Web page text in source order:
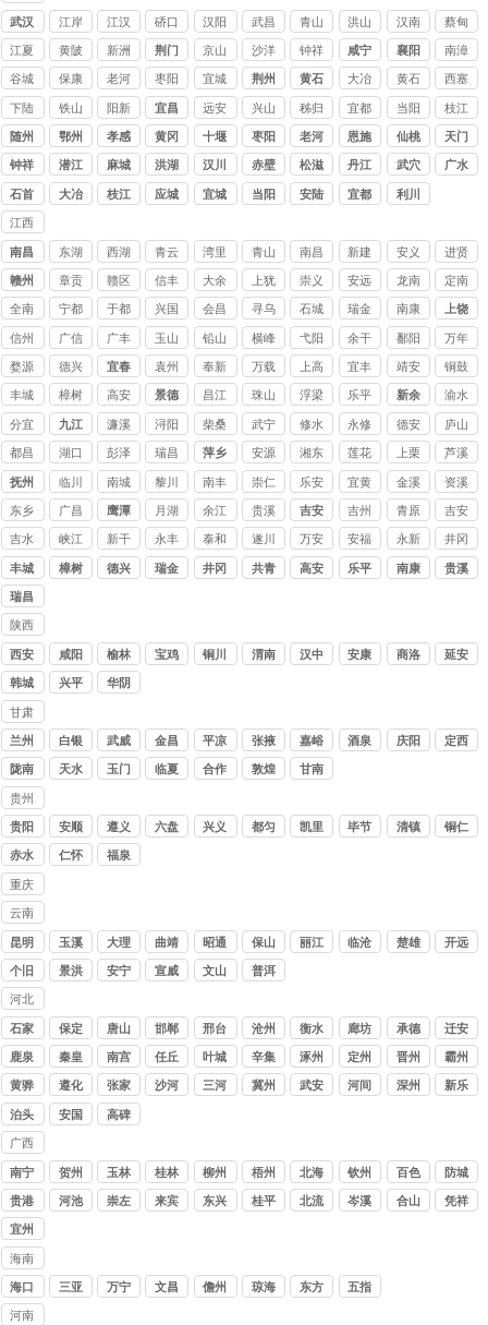
讨债
公司
武汉 江岸 江汉 硚口 汉阳 武昌 青山 洪山 汉南 蔡甸
江夏 黄陂 新洲 荆门 京山 沙洋 钟祥 咸宁 襄阳 南漳
谷城 保康
老河
口
枣阳 宜城 荆州 黄石 大冶
黄石
港
西塞
山
下陆 铁山 阳新 宜昌 远安 兴山 秭归 宜都 当阳 枝江
随州 鄂州 孝感 黄冈 十堰 枣阳
老河
口
恩施 仙桃 天门
钟祥 潜江 麻城 洪湖 汉川 赤壁 松滋
丹江
口
武穴 广水
石首 大冶 枝江 应城 宜城 当阳 安陆 宜都 利川
江西
讨债
公司
南昌 东湖 西湖 青云 湾里 青山 南昌 新建 安义 进贤
赣州 章贡 赣区 信丰 大余 上犹 崇义 安远 龙南 定南
全南 宁都 于都 兴国 会昌 寻乌 石城 瑞金 南康 上饶
信州 广信 广丰 玉山 铅山 横峰 弋阳 余干 鄱阳 万年
婺源 德兴 宜春 袁州 奉新 万载 上高 宜丰 靖安 铜鼓
丰城 樟树 高安
景德
镇
昌江 珠山 浮梁 乐平 新余 渝水
分宜 九江 濂溪 浔阳 柴桑 武宁 修水 永修 德安 庐山
都昌 湖口 彭泽 瑞昌 萍乡 安源 湘东 莲花 上栗 芦溪
抚州 临川 南城 黎川 南丰 崇仁 乐安 宜黄 金溪 资溪
东乡 广昌 鹰潭 月湖 余江 贵溪 吉安 吉州 青原 吉安
吉水 峡江 新干 永丰 泰和 遂川 万安 安福 永新
井冈
山
丰城 樟树 德兴 瑞金
井冈
共青
高安 乐平 南康 贵溪
瑞昌
陕西
讨债
公司
西安 咸阳 榆林 宝鸡 铜川 渭南 汉中 安康 商洛 延安
韩城 兴平 华阴
甘肃
讨债
公司
兰州 白银 武威 金昌 平凉 张掖
嘉峪
关
酒泉 庆阳 定西
陇南 天水 玉门 临夏 合作 敦煌 甘南
贵州
讨债
公司
贵阳 安顺 遵义
六盘
兴义 都匀 凯里 毕节 清镇 铜仁
赤水 仁怀 福泉
重庆
讨债
公司
云南
讨债
公司
昆明 玉溪 大理 曲靖 昭通 保山 丽江 临沧 楚雄 开远
个旧 景洪 安宁 宣威 文山 普洱
河北
讨债
公司
石家
庄
保定 唐山 邯郸 邢台 沧州 衡水 廊坊 承德 迁安
鹿泉
秦皇
岛
南宫 任丘 叶城 辛集 涿州 定州 晋州 霸州
黄骅 遵化
张家
口
沙河 三河 冀州 武安 河间 深州 新乐
泊头 安国
高碑
广西
讨债
公司
南宁 贺州 玉林 桂林 柳州 梧州 北海 钦州 百色
防城
港
贵港 河池 崇左 来宾 东兴 桂平 北流 岑溪 合山 凭祥
宜州
海南
讨债
公司
海口 三亚 万宁 文昌 儋州 琼海 东方
五指
河南